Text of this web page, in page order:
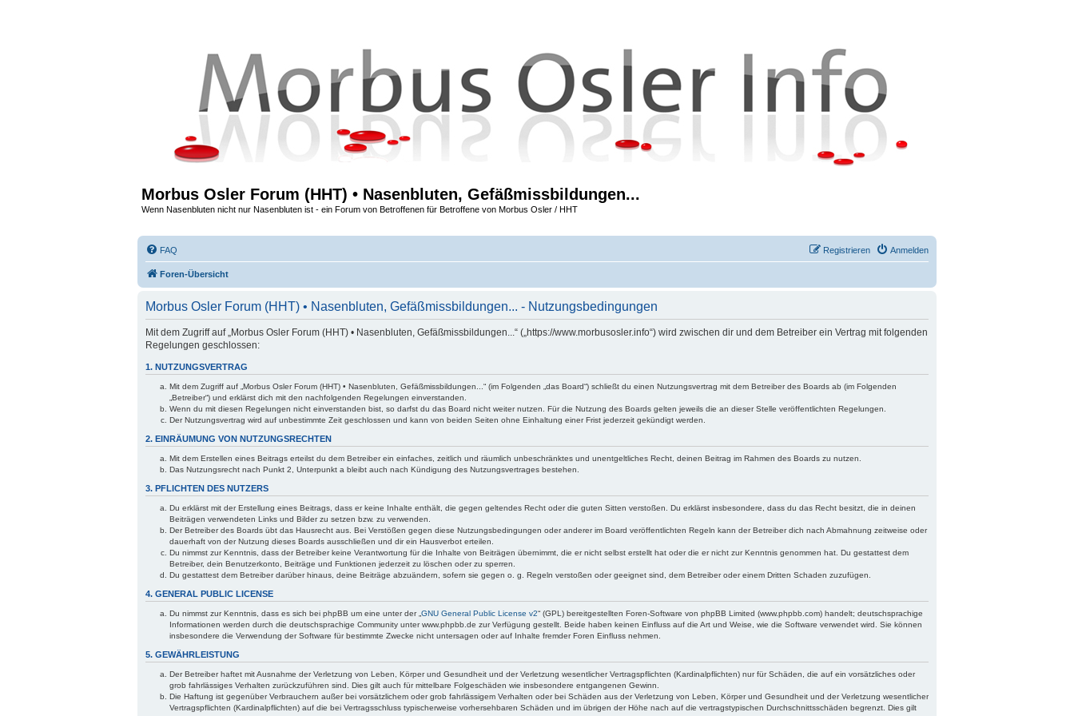
Morbus Osler Forum (HHT) • Nasenbluten, Gefäßmissbildungen...
Wenn Nasenbluten nicht nur Nasenbluten ist - ein Forum von Betroffenen für Betroffene von Morbus Osler / HHT
FAQ Anmelden
Registrieren
Foren-Übersicht
Morbus Osler Forum (HHT) • Nasenbluten, Gefäßmissbildungen... - Nutzungsbedingungen
Mit dem Zugriff auf „Morbus Osler Forum (HHT) • Nasenbluten, Gefäßmissbildungen...“ („https://www.morbusosler.info“) wird zwischen dir und dem Betreiber ein Vertrag mit folgenden
Regelungen geschlossen:
1. NUTZUNGSVERTRAG
Mit dem Zugriff auf „Morbus Osler Forum (HHT) • Nasenbluten, Gefäßmissbildungen...“ (im Folgenden „das Board“) schließt du einen Nutzungsvertrag mit dem Betreiber des Boards ab (im Folgenden
„Betreiber“) und erklärst dich mit den nachfolgenden Regelungen einverstanden.
Wenn du mit diesen Regelungen nicht einverstanden bist, so darfst du das Board nicht weiter nutzen. Für die Nutzung des Boards gelten jeweils die an dieser Stelle veröffentlichten Regelungen.
Der Nutzungsvertrag wird auf unbestimmte Zeit geschlossen und kann von beiden Seiten ohne Einhaltung einer Frist jederzeit gekündigt werden.
2. EINRÄUMUNG VON NUTZUNGSRECHTEN
Mit dem Erstellen eines Beitrags erteilst du dem Betreiber ein einfaches, zeitlich und räumlich unbeschränktes und unentgeltliches Recht, deinen Beitrag im Rahmen des Boards zu nutzen.
Das Nutzungsrecht nach Punkt 2, Unterpunkt a bleibt auch nach Kündigung des Nutzungsvertrages bestehen.
3. PFLICHTEN DES NUTZERS
Du erklärst mit der Erstellung eines Beitrags, dass er keine Inhalte enthält, die gegen geltendes Recht oder die guten Sitten verstoßen. Du erklärst insbesondere, dass du das Recht besitzt, die in deinen
Beiträgen verwendeten Links und Bilder zu setzen bzw. zu verwenden.
Der Betreiber des Boards übt das Hausrecht aus. Bei Verstößen gegen diese Nutzungsbedingungen oder anderer im Board veröffentlichten Regeln kann der Betreiber dich nach Abmahnung zeitweise oder
dauerhaft von der Nutzung dieses Boards ausschließen und dir ein Hausverbot erteilen.
Du nimmst zur Kenntnis, dass der Betreiber keine Verantwortung für die Inhalte von Beiträgen übernimmt, die er nicht selbst erstellt hat oder die er nicht zur Kenntnis genommen hat. Du gestattest dem
Betreiber, dein Benutzerkonto, Beiträge und Funktionen jederzeit zu löschen oder zu sperren.
Du gestattest dem Betreiber darüber hinaus, deine Beiträge abzuändern, sofern sie gegen o. g. Regeln verstoßen oder geeignet sind, dem Betreiber oder einem Dritten Schaden zuzufügen.
4. GENERAL PUBLIC LICENSE
Du nimmst zur Kenntnis, dass es sich bei phpBB um eine unter der „ GNU General Public License v2“ (GPL) bereitgestellten Foren-Software von phpBB Limited (www.phpbb.com) handelt; deutschsprachige
Informationen werden durch die deutschsprachige Community unter www.phpbb.de zur Verfügung gestellt. Beide haben keinen Einfluss auf die Art und Weise, wie die Software verwendet wird. Sie können
insbesondere die Verwendung der Software für bestimmte Zwecke nicht untersagen oder auf Inhalte fremder Foren Einfluss nehmen.
5. GEWÄHRLEISTUNG
Der Betreiber haftet mit Ausnahme der Verletzung von Leben, Körper und Gesundheit und der Verletzung wesentlicher Vertragspflichten (Kardinalpflichten) nur für Schäden, die auf ein vorsätzliches oder
grob fahrlässiges Verhalten zurückzuführen sind. Dies gilt auch für mittelbare Folgeschäden wie insbesondere entgangenen Gewinn.
Die Haftung ist gegenüber Verbrauchern außer bei vorsätzlichem oder grob fahrlässigem Verhalten oder bei Schäden aus der Verletzung von Leben, Körper und Gesundheit und der Verletzung wesentlicher
Vertragspflichten (Kardinalpflichten) auf die bei Vertragsschluss typischerweise vorhersehbaren Schäden und im übrigen der Höhe nach auf die vertragstypischen Durchschnittsschäden begrenzt. Dies gilt